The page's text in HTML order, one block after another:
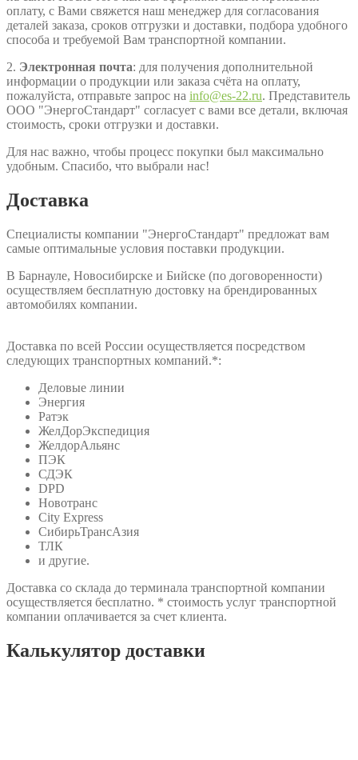
оплату, с Вами свяжется наш менеджер для согласования
деталей заказа, сроков отгрузки и доставки, подбора удобного
способа и требуемой Вам транспортной компании.
2. Электронная почта: для получения дополнительной
информации о продукции или заказа счёта на оплату,
пожалуйста, отправьте запрос на info@es-22.ru. Представитель
ООО "ЭнергоСтандарт" согласует с вами все детали, включая
стоимость, сроки отгрузки и доставки.
Для нас важно, чтобы процесс покупки был максимально
удобным. Спасибо, что выбрали нас!
Доставка
Специалисты компании "ЭнергоСтандарт" предложат вам
самые оптимальные условия поставки продукции.
В Барнауле, Новосибирске и Бийске (по договоренности)
осуществляем бесплатную достовку на брендированных
автомобилях компании.
Доставка по всей России осуществляется посредством
следующих транспортных компаний.*:
Деловые линии
Энергия
Ратэк
ЖелДорЭкспедиция
ЖелдорАльянс
ПЭК
СДЭК
DPD
Новотранс
City Express
СибирьТрансАзия
ТЛК
и другие.
Доставка со склада до терминала транспортной компании
осуществляется бесплатно. * стоимость услуг транспортной
компании оплачивается за счет клиента.
Калькулятор доставки